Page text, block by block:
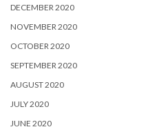
DECEMBER 2020
NOVEMBER 2020
OCTOBER 2020
SEPTEMBER 2020
AUGUST 2020
JULY 2020
JUNE 2020